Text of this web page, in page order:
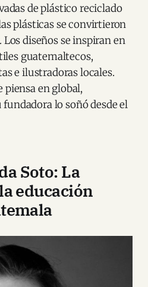
de plástico reciclado
plásticas se convirtieron
diseños se inspiran en
guatemaltecos,
e ilustradoras locales.
piensa en global,
lo soñó desde el
Soto: La
educación